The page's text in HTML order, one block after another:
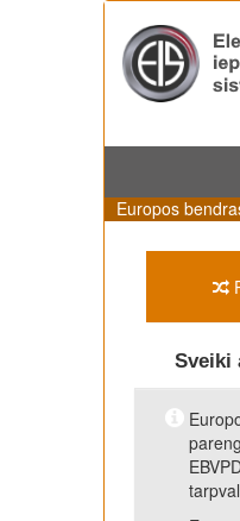
Europos
Sveiki